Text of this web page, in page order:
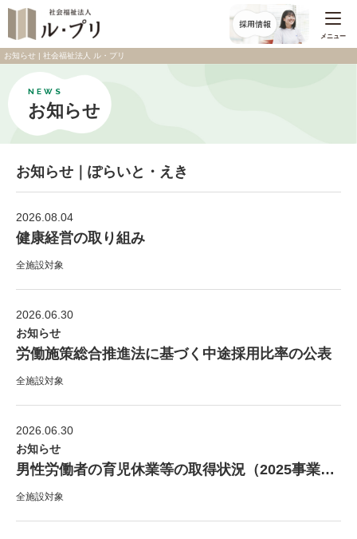
メニュー
お知らせ | 社会福祉法人 ル・プリ
NEWS
お知らせ
お知らせ｜ぽらいと・えき
2026.08.04
健康経営の取り組み
全施設対象
2026.06.30
お知らせ
労働施策総合推進法に基づく中途採用比率の公表
全施設対象
2026.06.30
お知らせ
男性労働者の育児休業等の取得状況（2025事業年度）
全施設対象